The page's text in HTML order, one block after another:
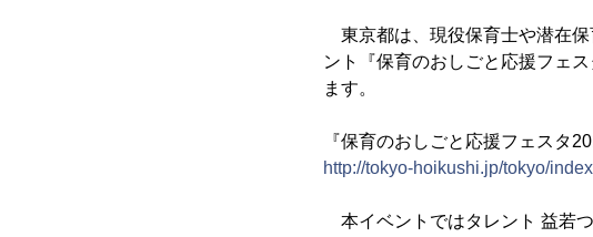
東京都は、現役保育士や潜在
ント『保育のおしごと応援フェ
ます。
『保育のおしごと応援フェスタ
http://tokyo-hoikushi.jp/tokyo/
本イベントではタレント 益若